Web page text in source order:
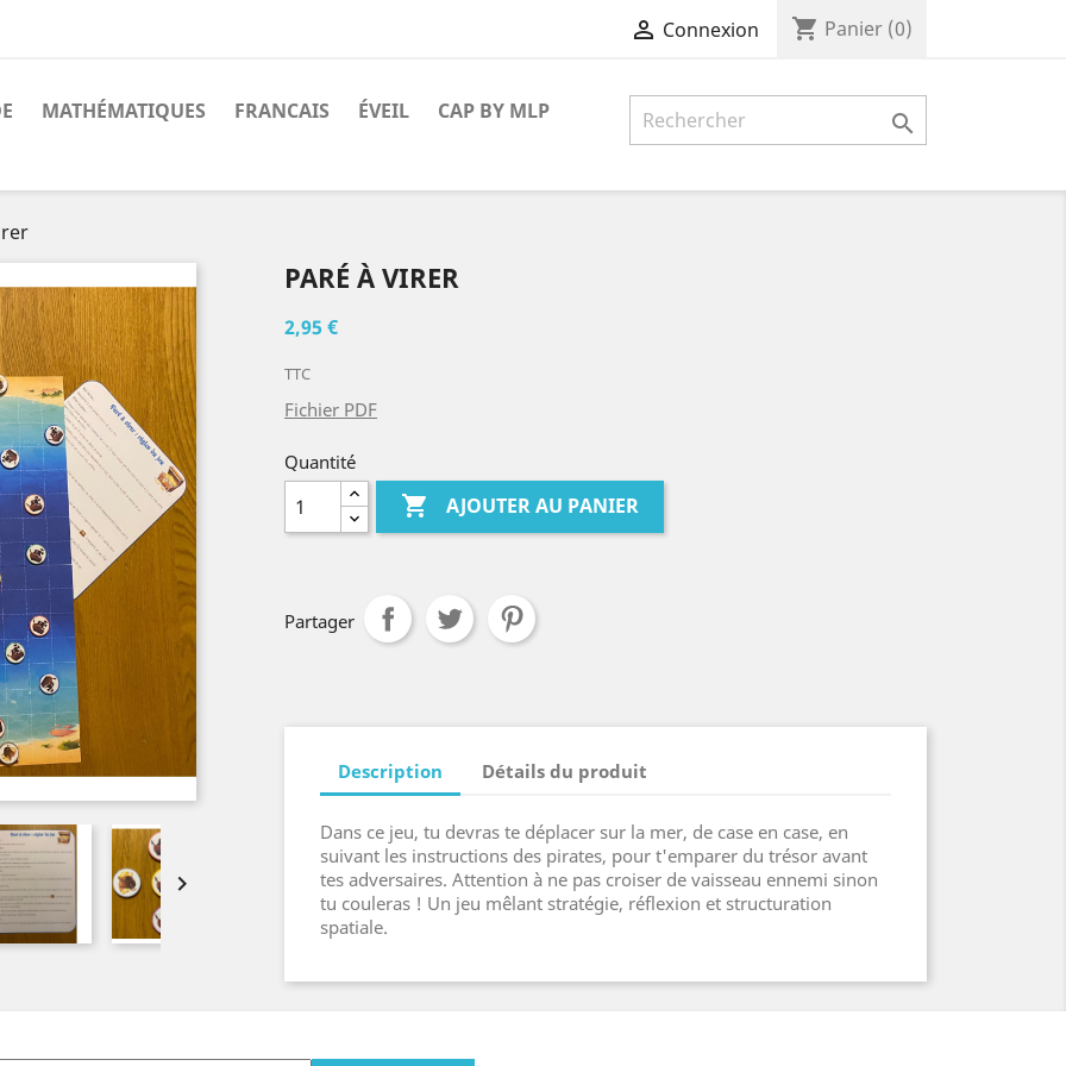
 Connexion shopping_cart Panier (0)
MATHÉMATIQUES FRANCAIS ÉVEIL CAP BY MLP 

PARÉ À VIRER
2,95 €
TTC
Fichier PDF
Quantité
 AJOUTER AU PANIER
Partager
Description Détails du produit
Dans ce jeu, tu devras te déplacer sur la mer, de case en case, en
suivant les instructions des pirates, pour t'emparer du trésor avant
tes adversaires. Attention à ne pas croiser de vaisseau ennemi sinon
tu couleras ! Un jeu mêlant stratégie, réflexion et structuration
spatiale.